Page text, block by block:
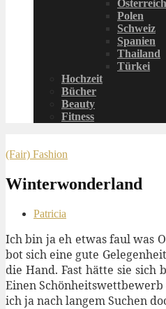
Österreich
Polen
Schweiz
Spanien
Thailand
Türkei
Hochzeit
Bücher
Beauty
Fitness
(Fair) Fashion
Winterwonderland
Patricia
Ich bin ja eh etwas faul was
bot sich eine gute
die Hand. Fast hätte sie
Einen
ich ja nach langem Suchen